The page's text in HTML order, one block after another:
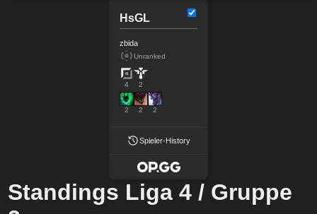
HsGL
zbida
Unranked
4 2
2 2 2
Spieler-History
Standings Liga 4 / Gruppe